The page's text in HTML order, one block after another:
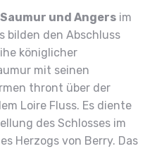
und Angers im
bilden den Abschluss
königlicher
mit seinen
thront über der
Loire Fluss. Es diente
des Schlosses im
Herzogs von Berry. Das